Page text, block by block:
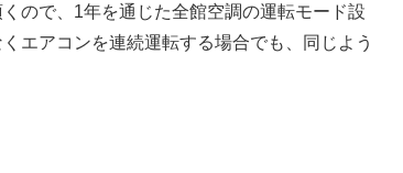
ので、1年を通じた全館空調の運転モード設
エアコンを連続運転する場合でも、同じよう